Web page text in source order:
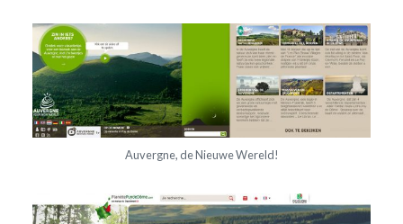
Auvergne, de Nieuwe Wereld!